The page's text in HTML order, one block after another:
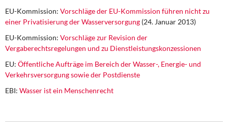
EU-Kommission: Vorschläge der EU-Kommission führen nicht zu
einer Privatisierung der Wasserversorgung (24. Januar 2013)
EU-Kommission: Vorschläge zur Revision der
Vergaberechtsregelungen und zu Dienstleistungskonzessionen
EU: Öffentliche Aufträge im Bereich der Wasser-, Energie- und
Verkehrsversorgung sowie der Postdienste
EBI: Wasser ist ein Menschenrecht